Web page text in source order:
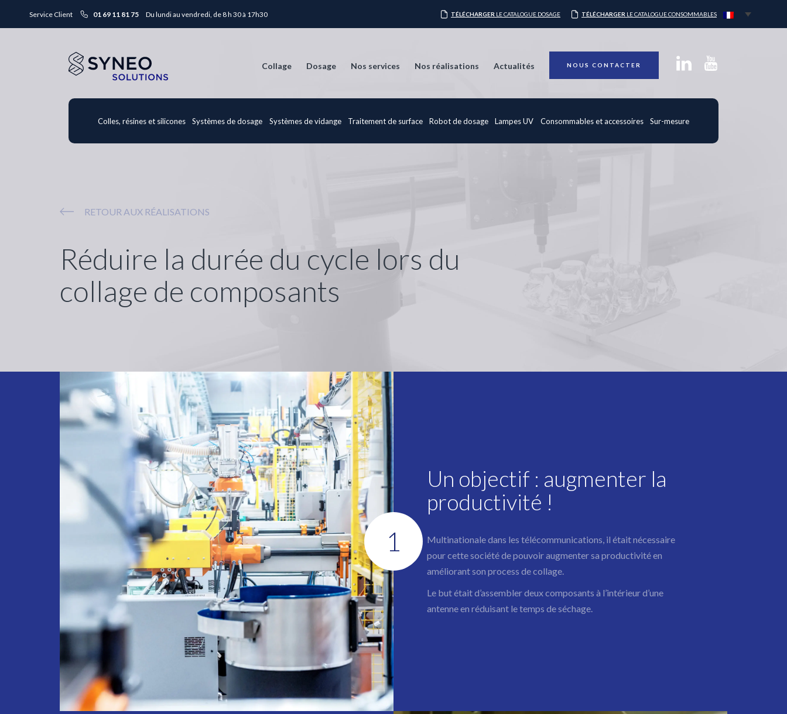
Service Client 01 69 11 81 75 Du lundi au vendredi, de 8 h 30 à 17h30 TÉLÉCHARGER LE CATALOGUE DOSAGE TÉLÉCHARGER LE CATALOGUE CONSOMMABLES
Collage Dosage Nos services Nos réalisations Actualités NOUS CONTACTER
Colles, résines et silicones Systèmes de dosage Systèmes de vidange Traitement de surface Robot de dosage Lampes UV Consommables et accessoires Sur-mesure
RETOUR AUX RÉALISATIONS
Réduire la durée du cycle lors du
collage de composants
1
Un objectif : augmenter la
productivité !
Multinationale dans les télécommunications, il était nécessaire
pour cette société de pouvoir augmenter sa productivité en
améliorant son process de collage.
Le but était d’assembler deux composants à l’intérieur d’une
antenne en réduisant le temps de séchage.